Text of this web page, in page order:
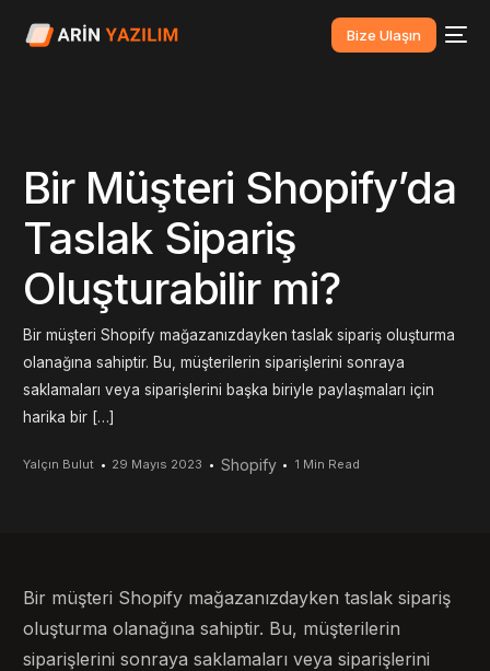
Bize Ulaşın
Bir Müşteri Shopify’da
Taslak Sipariş
Oluşturabilir mi?
Bir müşteri Shopify mağazanızdayken taslak sipariş oluşturma
olanağına sahiptir. Bu, müşterilerin siparişlerini sonraya
saklamaları veya siparişlerini başka biriyle paylaşmaları için
harika bir […]
Yalçın Bulut 29 Mayıs 2023 Shopify 1 Min Read
Bir müşteri Shopify mağazanızdayken taslak sipariş
oluşturma olanağına sahiptir. Bu, müşterilerin
siparişlerini sonraya saklamaları veya siparişlerini